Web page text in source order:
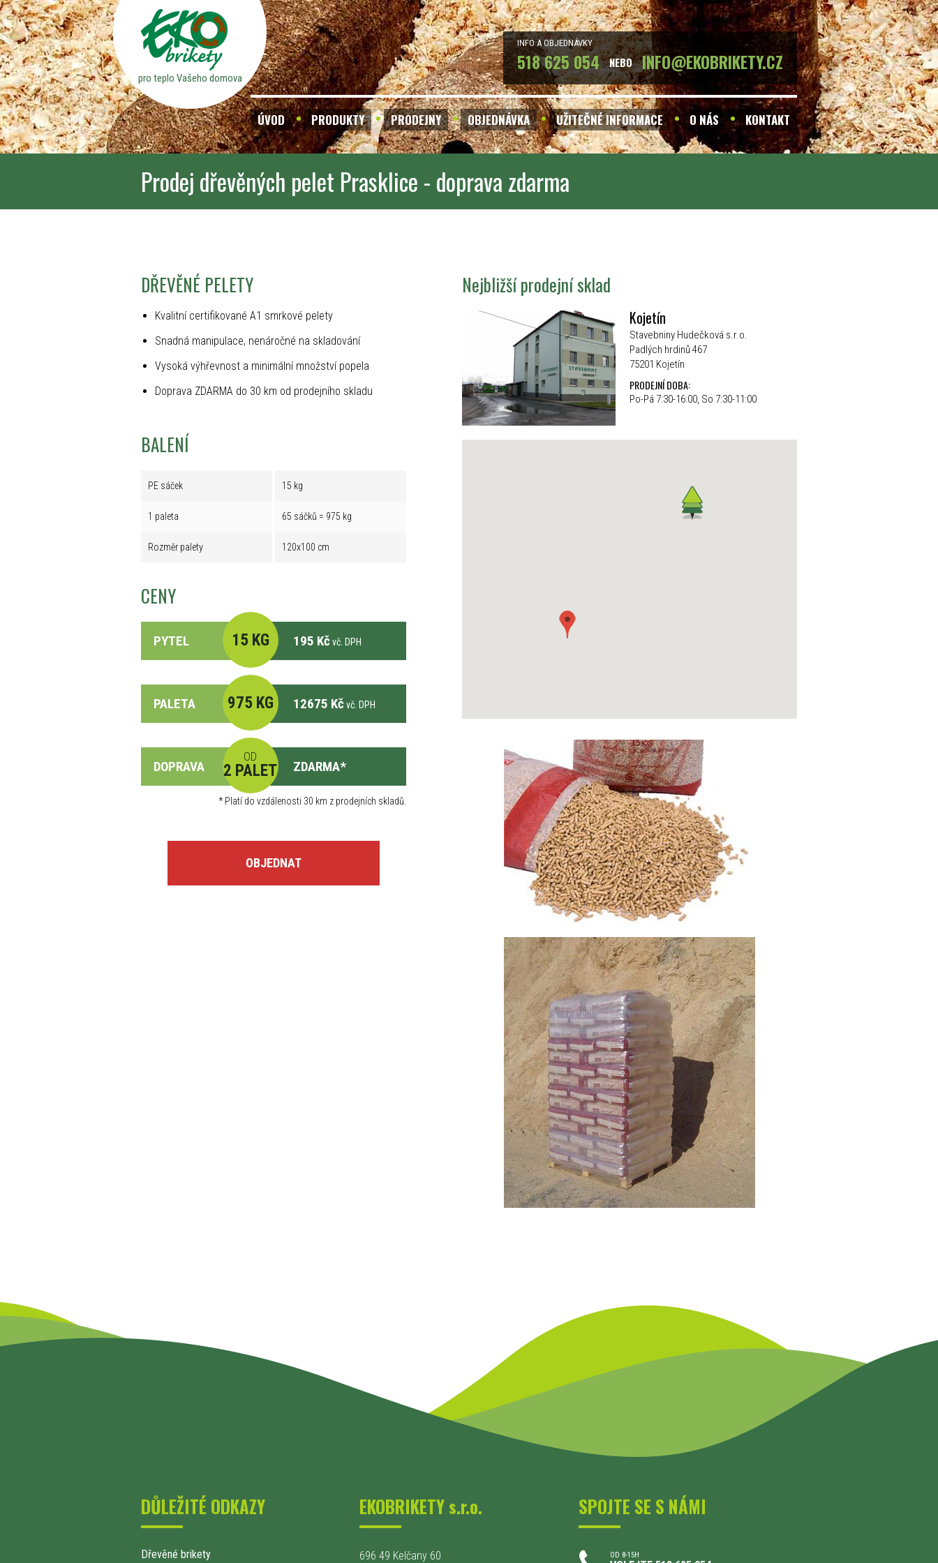
pro teplo Vašeho domova
INFO A OBJEDNÁVKY
518 625 054 NEBO INFO@EKOBRIKETY.CZ
ÚVOD PRODUKTY PRODEJNY OBJEDNÁVKA UŽITEČNÉ INFORMACE O NÁS KONTAKT
Prodej dřevěných pelet Prasklice - doprava zdarma
DŘEVĚNÉ PELETY
Kvalitní certifikované A1 smrkové pelety
Snadná manipulace, nenáročné na skladování
Vysoká výhřevnost a minimální množství popela
Doprava ZDARMA do 30 km od prodejního skladu
BALENÍ
PE sáček 15 kg
1 paleta 65 sáčků = 975 kg
Rozměr palety 120x100 cm
CENY
PYTEL 15 KG 195 Kč vč. DPH
PALETA 975 KG 12675 Kč vč. DPH
DOPRAVA
OD
2 PALET ZDARMA*
*Platí do vzdálenosti 30 km z prodejních skladů.
OBJEDNAT
Nejbližší prodejní sklad
Kojetín
Stavebniny Hudečková s.r.o.
Padlých hrdinů 467
75201 Kojetín
PRODEJNÍ DOBA:
Po-Pá 7:30-16:00, So 7:30-11:00
DŮLEŽITÉ ODKAZY
Dřevěné brikety
EKOBRIKETY s.r.o.
696 49 Kelčany 60
SPOJTE SE S NÁMI
OD 8-15H